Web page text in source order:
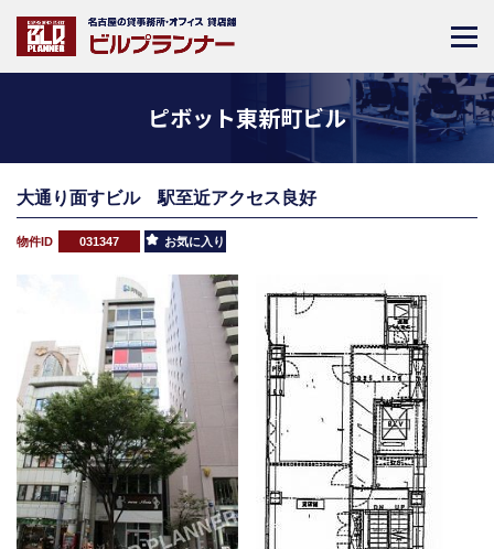
ピボット東新町ビル
大通り面すビル 駅至近アクセス良好
物件ID 031347 お気に入り